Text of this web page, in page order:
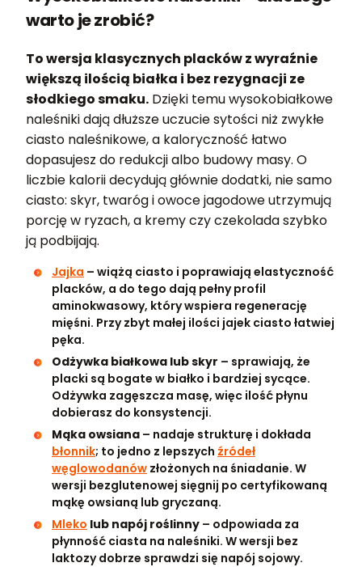
warto je zrobić?
To wersja klasycznych placków z wyraźnie
większą ilością białka i bez rezygnacji ze
słodkiego smaku. Dzięki temu wysokobiałkowe
naleśniki dają dłuższe uczucie sytości niż zwykłe
ciasto naleśnikowe, a kaloryczność łatwo
dopasujesz do redukcji albo budowy masy. O
liczbie kalorii decydują głównie dodatki, nie samo
ciasto: skyr, twaróg i owoce jagodowe utrzymują
porcję w ryzach, a kremy czy czekolada szybko
ją podbijają.
Jajka – wiążą ciasto i poprawiają elastyczność
placków, a do tego dają pełny profil
aminokwasowy, który wspiera regenerację
mięśni. Przy zbyt małej ilości jajek ciasto łatwiej
pęka.
Odżywka białkowa lub skyr – sprawiają, że
placki są bogate w białko i bardziej sycące.
Odżywka zagęszcza masę, więc ilość płynu
dobierasz do konsystencji.
Mąka owsiana – nadaje strukturę i dokłada
błonnik; to jedno z lepszych źródeł
węglowodanów złożonych na śniadanie. W
wersji bezglutenowej sięgnij po certyfikowaną
mąkę owsianą lub gryczaną.
Mleko lub napój roślinny – odpowiada za
płynność ciasta na naleśniki. W wersji bez
laktozy dobrze sprawdzi się napój sojowy.